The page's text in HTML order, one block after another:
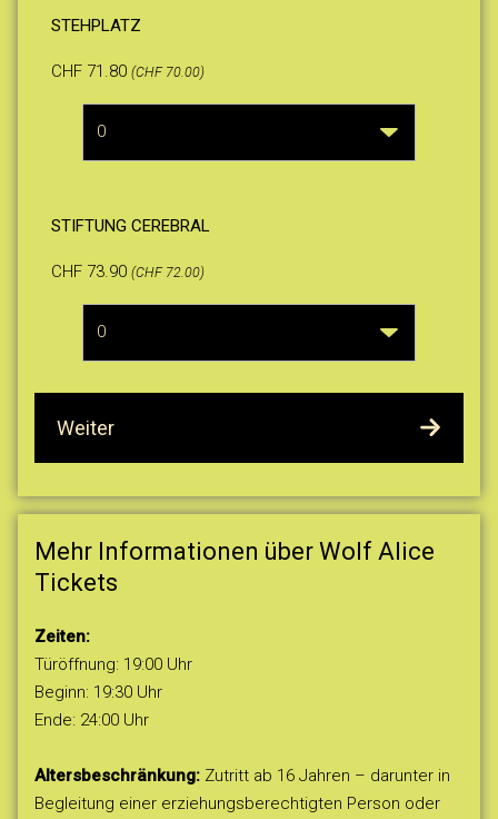
STEHPLATZ
CHF 71.80 (CHF 70.00)
STIFTUNG CEREBRAL
CHF 73.90 (CHF 72.00)
Weiter
Mehr Informationen über Wolf Alice
Tickets
Zeiten:
Türöffnung: 19:00 Uhr
Beginn: 19:30 Uhr
Ende: 24:00 Uhr
Altersbeschränkung: Zutritt ab 16 Jahren – darunter in
Begleitung einer erziehungsberechtigten Person oder